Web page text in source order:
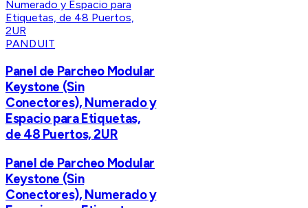
PANDUIT
Panel de Parcheo Modular
Keystone (Sin
Conectores), Numerado y
Espacio para Etiquetas,
de 48 Puertos, 2UR
Panel de Parcheo Modular
Keystone (Sin
Conectores), Numerado y